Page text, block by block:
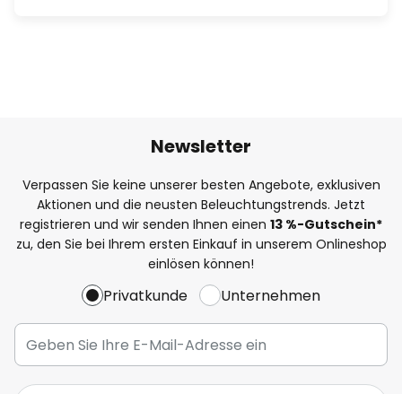
Newsletter
Verpassen Sie keine unserer besten Angebote, exklusiven
Aktionen und die neusten Beleuchtungstrends. Jetzt
registrieren und wir senden Ihnen einen 13 %-Gutschein*
zu, den Sie bei Ihrem ersten Einkauf in unserem Onlineshop
einlösen können!
Privatkunde Unternehmen